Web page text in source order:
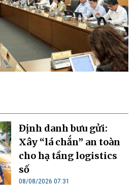
Định danh bưu gửi:
Xây “lá chắn” an toàn
cho hạ tầng logistics
số
08/08/2026 07:31